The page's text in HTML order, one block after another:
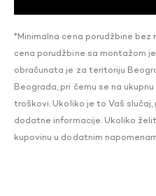
*Minimalna cena porudžbine bez
cena porudžbine sa montažom
obračunata je za teritoriju
Beograda, pri čemu se na
troškovi. Ukoliko je to Vaš slučaj,
dodatne informacije. Ukoliko
kupovinu u dodatnim